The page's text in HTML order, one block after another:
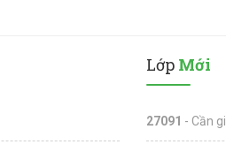
Lớp Mới
27091 - Cần